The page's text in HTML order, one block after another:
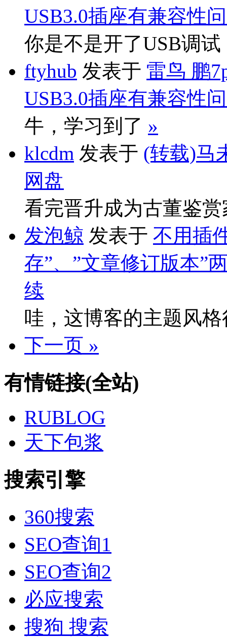
USB3.0插座有兼容性
你是不是开了USB调
ftyhub 发表于 雷鸟 鹏
USB3.0插座有兼容性
牛，学习到了 »
klcdm 发表于 (转载)马
网盘
看完晋升成为古董鉴
发泡鲸 发表于 不用插
存”、”文章修订版本”
续
哇，这博客的主题风
下一页 »
有情链接(全站)
RUBLOG
天下包浆
搜索引擎
360搜索
SEO查询1
SEO查询2
必应搜索
搜狗 搜索